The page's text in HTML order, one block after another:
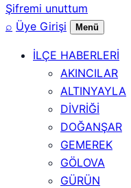
numarası
Şifremi unuttum
⌕ Üye Girişi Menü
İLÇE HABERLERİ
AKINCILAR
ALTINYAYLA
DİVRİĞİ
DOĞANŞAR
GEMEREK
GÖLOVA
GÜRÜN